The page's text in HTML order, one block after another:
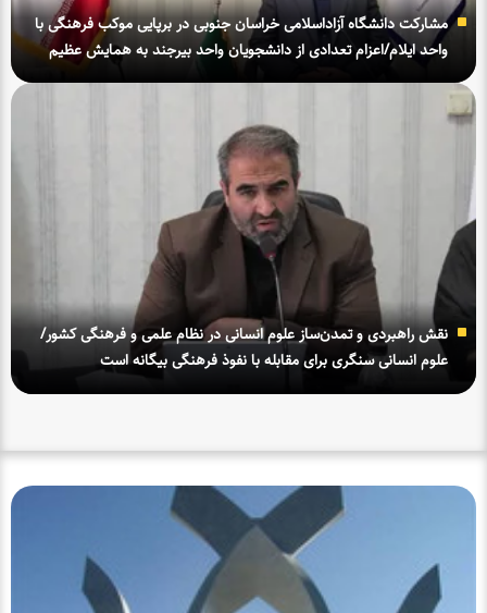
مشارکت دانشگاه آزاداسلامی خراسان جنوبی در برپایی موکب فرهنگی با
واحد ایلام/اعزام تعدادی از دانشجویان واحد بیرجند به همایش عظیم
نقش راهبردی و تمدن‌ساز علوم انسانی در نظام علمی و فرهنگی کشور/
علوم انسانی سنگری برای مقابله با نفوذ فرهنگی بیگانه است